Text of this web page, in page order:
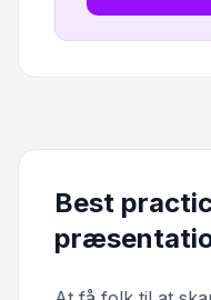
Best